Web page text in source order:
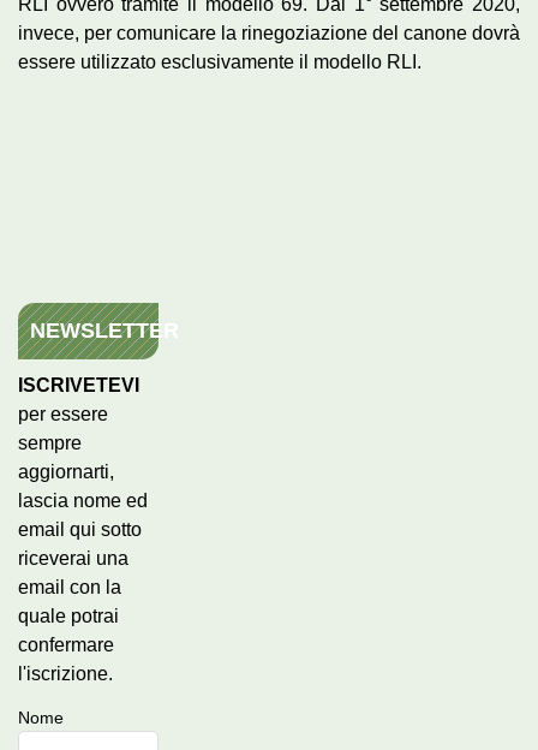
invece, per comunicare la rinegoziazione del canone dovrà
essere utilizzato esclusivamente il modello RLI.
NEWSLETTER
ISCRIVETEVI
per essere
sempre
aggiornarti,
lascia nome ed
email qui sotto
riceverai una
email con la
quale potrai
confermare
l'iscrizione.
Nome